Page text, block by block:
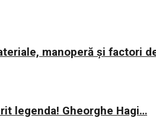
manoperă și factori
legenda! Gheorghe Hagi…